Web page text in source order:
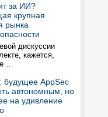
за ИИ?
крупная
рынка
дискуссии
кажется,
…
будущее AppSec
автономным, но
на удивление